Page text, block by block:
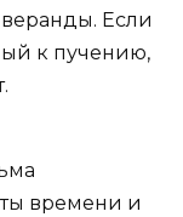
Если
к пучению,
времени и